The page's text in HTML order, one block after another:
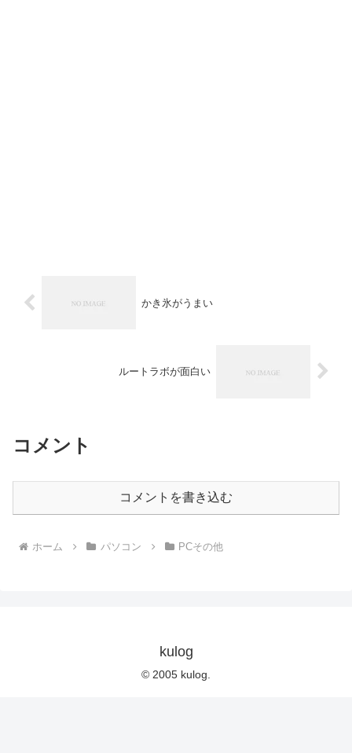
かき氷がうまい
ルートラボが面白い
コメント
コメントを書き込む
ホーム パソコン PCその他
kulog
© 2005 kulog.